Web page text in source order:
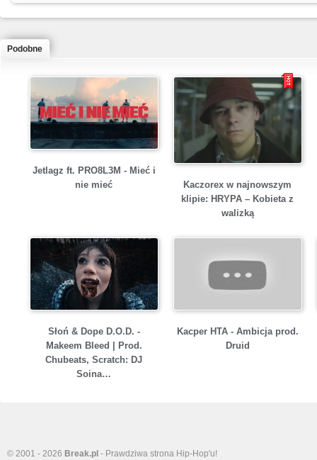
Podobne
Jetlagz ft. PRO8L3M - Mieć i
nie mieć
Kaczorex w najnowszym
klipie: HRYPA – Kobieta z
walizką
Słoń & Dope D.O.D. -
Makeem Bleed | Prod.
Chubeats, Scratch: DJ
Soina…
Kacper HTA - Ambicja prod.
Druid
© 2001 - 2026 Break.pl - Prawdziwa strona Hip-Hop'u!